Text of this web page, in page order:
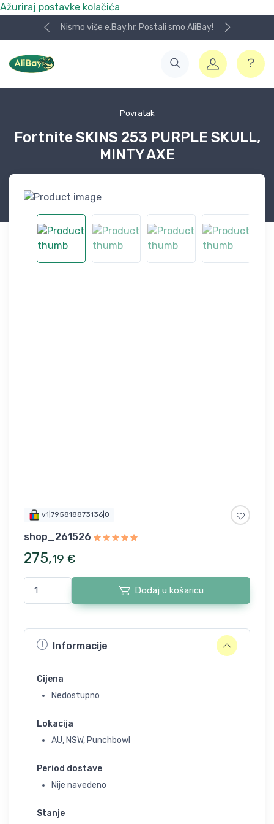
Ažuriraj postavke kolačića
Nismo više e.Bay.hr. Postali smo AliBay!
Povratak
Fortnite SKINS 253 PURPLE SKULL,
MINTY AXE
v1|795818873136|0
shop_261526
275,19 €
Dodaj u košaricu
Informacije
Cijena
Nedostupno
Lokacija
AU, NSW, Punchbowl
Period dostave
Nije navedeno
Stanje